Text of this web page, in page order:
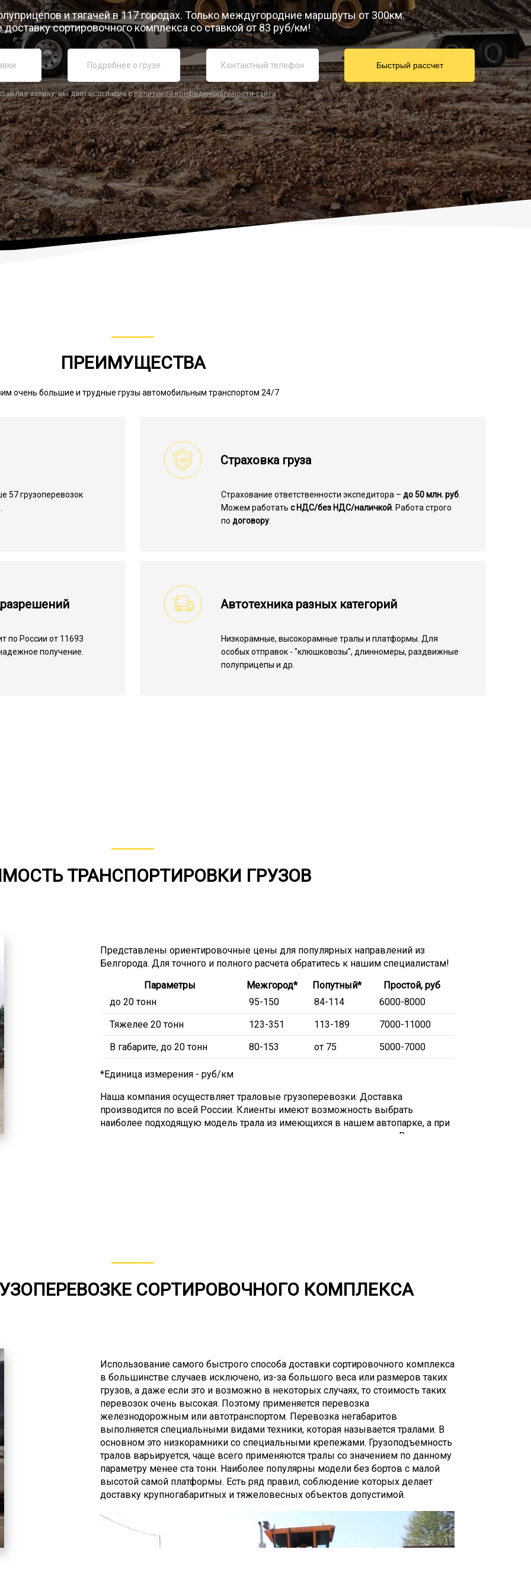
и тягачей в 117 городах. Только междугородние маршруты от 300км.
доставку сортировочного комплекса со ставкой от 83 руб/км!
заявку, вы даете согласие сполитикой конфиденциальности сайта
ПРЕИМУЩЕСТВА
очень большие и трудные грузы автомобильным транспортом 24/7
57 грузоперевозок
Страховка груза
Страхование ответственности экспедитора –до 50 млн. руб
Можем работатьс НДС/без НДС/наличкой . Работа строго
подоговору
по России от 11693
получение.
Автотехника разных категорий
Низкорамные, высокорамные тралы и платформы. Для
особых отправок - "клюшковозы", длинномеры, раздвижные
полуприцепы и др.
ТРАНСПОРТИРОВКИ ГРУЗОВ
Представлены ориентировочные цены для популярных направлений из
Белгорода. Для точного и полного расчета обратитесь к нашим специалистам!
Параметры
Межгород* Попутный*
Простой, руб
до 20 тонн
95-150 84-114
6000-8000
Тяжелее 20 тонн
123-351 113-189
7000-11000
В габарите, до 20 тонн
80-153 от 75 5000-7000
*Единица измерения - руб/км
Наша компания осуществляет траловые грузоперевозки. Доставка
производится по всей России. Клиенты имеют возможность выбрать
наиболее подходящую модель трала из имеющихся в нашем автопарке, а при
затруднении с решением наш специалист поможет определиться. Вы можете
поэтому подбор при заказе услуги должен делать специалист. Доставка
другими видами транспорта и вовсе проблематична.
СОРТИРОВОЧНОГО КОМПЛЕКСА
Использование самого быстрого способа доставки сортировочного комплекса
в большинстве случаев исключено, из-за большого веса или размеров таких
грузов, а даже если это и возможно в некоторых случаях, то стоимость таких
перевозок очень высокая. Поэтому применяется перевозка
железнодорожным или автотранспортом. Перевозка негабаритов
выполняется специальными видами техники, которая называется тралами. В
основном это низкорамники со специальными крепежами. Грузоподъемность
тралов варьируется, чаще всего применяются тралы со значением по данному
параметру менее ста тонн. Наиболее популярны модели без бортов с малой
высотой самой платформы. Есть ряд правил, соблюдение которых делает
доставку крупногабаритных и тяжеловесных объектов допустимой.